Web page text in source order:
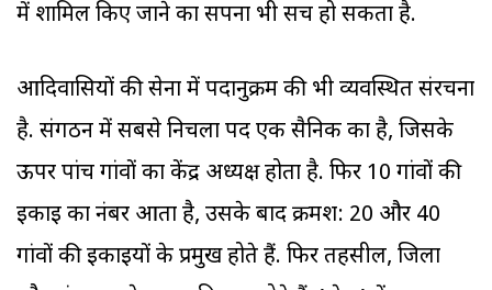
में शामिल किए जाने का सपना भी सच हो सकता है.
आदिवासियों की सेना में पदानुक्रम की भी व्यवस्थित संरचना
है. संगठन में सबसे निचला पद एक सैनिक का है, जिसके
ऊपर पांच गांवों का केंद्र अध्यक्ष होता है. फिर 10 गांवों की
इकाई का नंबर आता है, उसके बाद क्रमश: 20 और 40
गांवों की इकाइयों के प्रमुख होते हैं. फिर तहसील, जिला